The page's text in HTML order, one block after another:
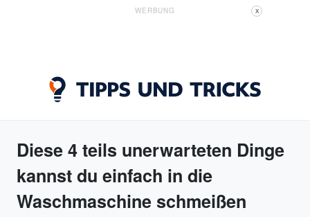
WERBUNG X
Diese 4 teils unerwarteten Dinge
kannst du einfach in die
Waschmaschine schmeißen